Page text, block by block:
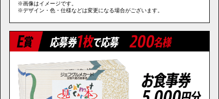
※画像はイメージです。
※デザイン・色・仕様などは変更になる場合がございます。